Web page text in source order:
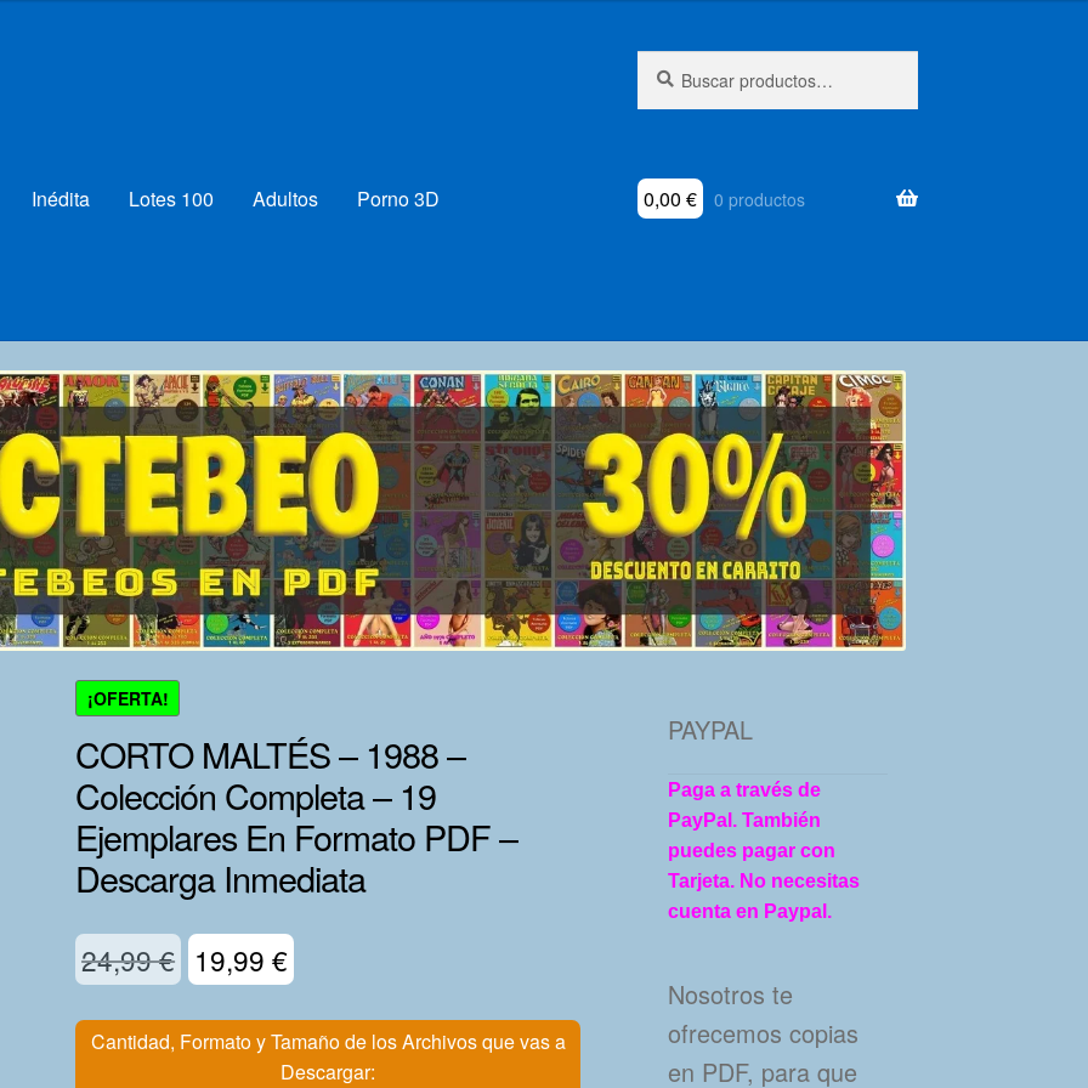
por:
Inédita Lotes 100 Adultos Porno 3D 0,00 € 0 productos
¡OFERTA!
CORTO MALTÉS – 1988 –
Colección Completa – 19
Ejemplares En Formato PDF –
Descarga Inmediata
24,99€ El
original
19,99€
actual
Cantidad, Formato y Tamaño de los Archivos que vas a
Descargar:
PAYPAL
Paga a través de
PayPal. También
puedes pagar con
Tarjeta. No necesitas
cuenta en Paypal.
Nosotros te
ofrecemos copias
en PDF, para que